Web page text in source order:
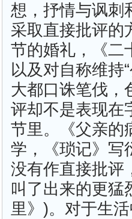
想，抒情与讽刺
采取直接批评的
节的婚礼，《二
以及对自称维持
大都口诛笔伐，
评却不是表现在
节里。《父亲的
学，《琐记》写
没有作直接批评
叫了出来的更猛
里》)。对于生